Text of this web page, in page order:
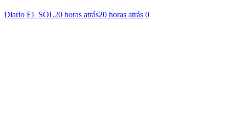
Diario EL SOL20 horas atrás20 horas atrás 0